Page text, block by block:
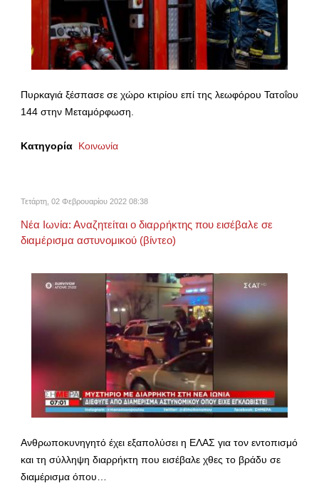
Πυρκαγιά ξέσπασε σε χώρο κτιρίου επί της λεωφόρου Τατοΐου
144 στην Μεταμόρφωση.
Κατηγορία Κοινωνία
Τετάρτη, 02 Φεβρουαρίου 2022 08:38
Νέα Ιωνία: Αναζητείται ο διαρρήκτης που εισέβαλε σε
διαμέρισμα αστυνομικού (βίντεο)
Ανθρωποκυνηγητό έχει εξαπολύσει η ΕΛΑΣ για τον εντοπισμό
και τη σύλληψη διαρρήκτη που εισέβαλε χθες το βράδυ σε
διαμέρισμα όπου…